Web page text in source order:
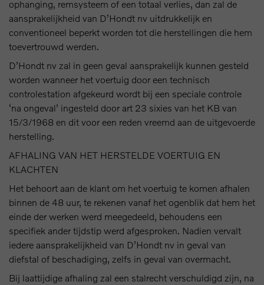
ophanging, remsysteem of een totaal verlies, dan zal de
aansprakelijkheid van D’Hondt nv uitdrukkelijk en
conventioneel beperkt worden tot die herstellingen die hem
toevertrouwd werden.
D’Hondt nv zal in geen geval aansprakelijk kunnen gesteld
worden wanneer het voertuig door een technisch
controlestation afgekeurd wordt bij een speciale controle
‘na ongeval’ ingesteld door art 23 sixies van het KB van
15/3/1968 en dit voor een reden vreemd aan de uitgevoerde
herstelling.
AFHALING VAN HET HERSTELDE VOERTUIG EN
KLACHTEN
Het behoort aan de klant om het voertuig te komen afhalen
binnen de 48 uur, te rekenen vanaf het ogenblik dat hem het
einde der werken werd meegedeeld, behoudens een
specifiek ander tijdstip werd afgesproken. Nadien vervalt
iedere aansprakelijkheid van D’Hondt nv in geval van
diefstal of beschadiging, zelfs in geval van overmacht.
Bij laattijdige afhaling zal een stalrecht verschuldigd zijn, na